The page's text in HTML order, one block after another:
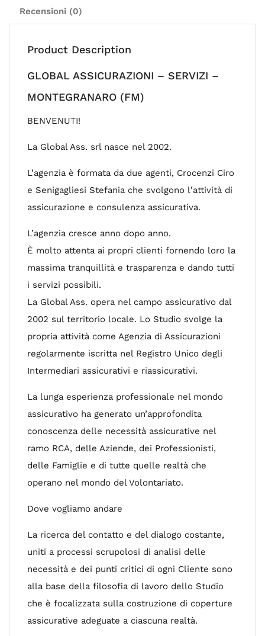
Recensioni (0)
Product Description
GLOBAL ASSICURAZIONI – SERVIZI –
MONTEGRANARO (FM)
BENVENUTI!
La Global Ass. srl nasce nel 2002.
L’agenzia è formata da due agenti, Crocenzi Ciro
e Senigagliesi Stefania che svolgono l’attività di
assicurazione e consulenza assicurativa.
L’agenzia cresce anno dopo anno.
È molto attenta ai propri clienti fornendo loro la
massima tranquillità e trasparenza e dando tutti
i servizi possibili.
La Global Ass. opera nel campo assicurativo dal
2002 sul territorio locale. Lo Studio svolge la
propria attività come Agenzia di Assicurazioni
regolarmente iscritta nel Registro Unico degli
Intermediari assicurativi e riassicurativi.
La lunga esperienza professionale nel mondo
assicurativo ha generato un’approfondita
conoscenza delle necessità assicurative nel
ramo RCA, delle Aziende, dei Professionisti,
delle Famiglie e di tutte quelle realtà che
operano nel mondo del Volontariato.
Dove vogliamo andare
La ricerca del contatto e del dialogo costante,
uniti a processi scrupolosi di analisi delle
necessità e dei punti critici di ogni Cliente sono
alla base della filosofia di lavoro dello Studio
che è focalizzata sulla costruzione di coperture
assicurative adeguate a ciascuna realtà.